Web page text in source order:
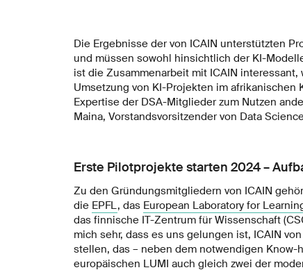
Die Ergebnisse der von ICAIN unterstützten
und müssen sowohl hinsichtlich der KI-
ist die Zusammenarbeit mit ICAIN
Umsetzung von KI-Projekten im
Expertise der DSA-Mitglieder zum Nutzen
Maina, Vorstandsvorsitzender von Data
Erste Pilotprojekte starten 2024 –
Zu den Gründungsmitgliedern von ICAIN
die EPFL, das European Laboratory for
das finnische IT-Zentrum für Wissenschaft
mich sehr, dass es uns gelungen ist, ICAIN
stellen, das – neben dem notwendigen Know-
europäischen LUMI auch gleich zwei der